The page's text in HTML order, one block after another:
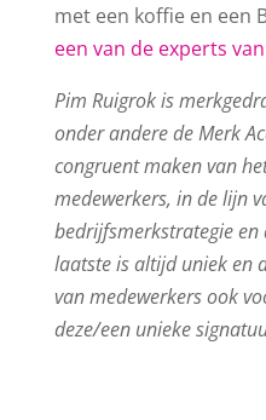
met een koffie en een
een van de experts
Pim Ruigrok is
onder andere de Merk
congruent maken van
medewerkers, in de lijn
bedrijfsmerkstrategie en
laatste is altijd uniek en
van medewerkers ook
deze/een unieke